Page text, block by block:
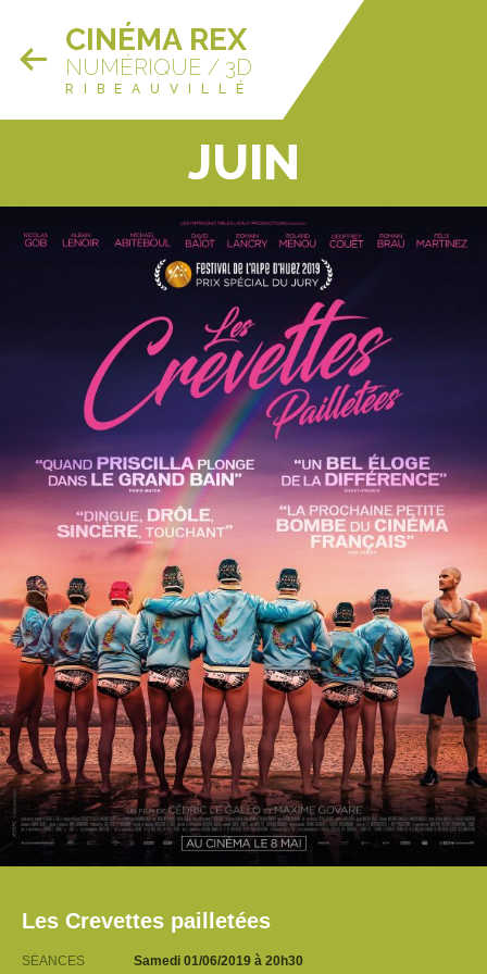
CINÉMA REX
NUMÉRIQUE / 3D
RIBEAUVILLÉ
JUIN
Les Crevettes pailletées
SÉANCES Samedi 01/06/2019 à 20h30